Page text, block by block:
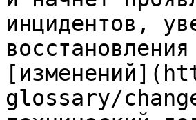
инцидентов,
glossary/